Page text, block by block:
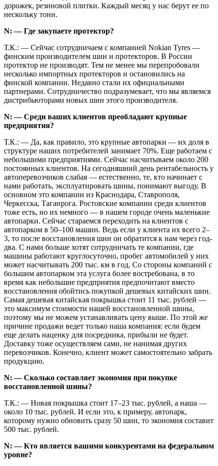
дорожек, резиновой плитки. Каждый месяц у нас берут ее по
нескольку тонн.
N: — Где закупаете протектор?
Т.К.: — Сейчас сотрудничаем с компанией Nokian Tyres —
финским производителем шин и протекторов. В России
протектор не производят. Тем не менее мы перепробовали
несколько импортных протекторов и остановились на
финской компании. Недавно стали их официальными
партнерами. Сотрудничество подразумевает, что мы являемся
дистрибьюторами новых шин этого производителя.
N: — Среди ваших клиентов преобладают крупные
предприятия?
Т.К.: — Да, как правило, это крупные автопарки — их доля в
структуре наших потребителей занимает 70%. Еще работаем с
небольшими предприятиями. Сейчас насчитываем около 200
постоянных клиентов. На сегодняшний день рентабельность у
автоперевозчиков слабая — естественно, те, кто начинает с
нами работать, эксплуатировать шины, понимают выгоду. В
основном это компании из Краснодара, Ставрополя,
Черкесска, Таганрога. Ростовские компании среди клиентов
тоже есть, но их немного — в нашем городе очень маленькие
автопарки. Сейчас стараемся переходить на клиентов с
автопарком в 50–100 машин. Ведь если у клиента их всего 2–
3, то после восстановления шин он обратится к нам через год-
два. С нами больше хотят сотрудничать те компании, где
машины работают круглосуточно, пробег автомобилей у них
может насчитывать 200 тыс. км в год. Со стороны компаний с
большим автопарком эта услуга более востребована, в то
время как небольшие предприятия предпочитают вместо
восстановления обойтись покупкой дешевых китайских шин.
Самая дешевая китайская покрышка стоит 11 тыс. рублей —
это максимум стоимости нашей восстановленной шины,
поэтому мы не можем устанавливать цену выше. По этой же
причине продажи ведет только наша компания: если будем
еще делать наценку для посредника, прибыли не будет.
Доставку тоже осуществляем сами, не нанимая других
перевозчиков. Конечно, клиент может самостоятельно забрать
продукцию.
N: — Сколько составляет экономия при покупке
восстановленной шины?
Т.К.: — Новая покрышка стоит 17–23 тыс. рублей, а наша —
около 10 тыс. рублей. И если это, к примеру, автопарк,
которому нужно обновить сразу 50 шин, то экономия составит
500 тыс. рублей.
N: — Кто является вашими конкурентами на федеральном
уровне?